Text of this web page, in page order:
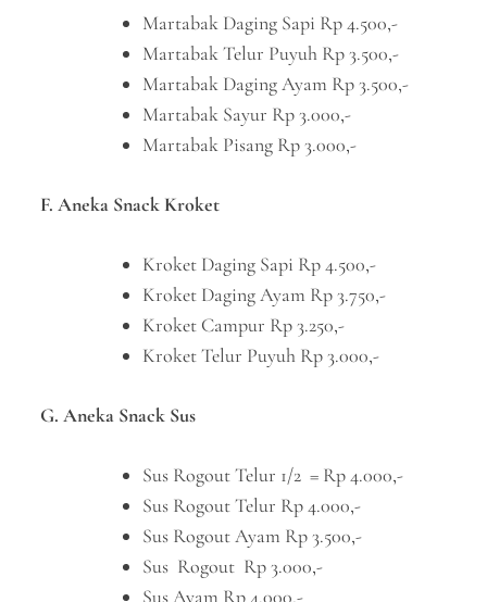
Martabak Daging Sapi Rp 4.500,-
Martabak Telur Puyuh Rp 3.500,-
Martabak Daging Ayam Rp 3.500,-
Martabak Sayur Rp 3.000,-
Martabak Pisang Rp 3.000,-
F. Aneka Snack Kroket
Kroket Daging Sapi Rp 4.500,-
Kroket Daging Ayam Rp 3.750,-
Kroket Campur Rp 3.250,-
Kroket Telur Puyuh Rp 3.000,-
G. Aneka Snack Sus
Sus Rogout Telur 1/2 = Rp 4.000,-
Sus Rogout Telur Rp 4.000,-
Sus Rogout Ayam Rp 3.500,-
Sus Rogout Rp 3.000,-
Sus Ayam Rp 4.000,-